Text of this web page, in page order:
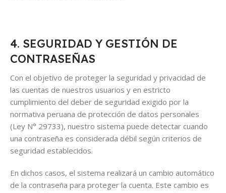
4. SEGURIDAD Y GESTIÓN DE
CONTRASEÑAS
Con el objetivo de proteger la seguridad y privacidad de
las cuentas de nuestros usuarios y en estricto
cumplimiento del deber de seguridad exigido por la
normativa peruana de protección de datos personales
(Ley N° 29733), nuestro sistema puede detectar cuando
una contraseña es considerada débil según criterios de
seguridad establecidos.
En dichos casos, el sistema realizará un cambio automático
de la contraseña para proteger la cuenta. Este cambio es